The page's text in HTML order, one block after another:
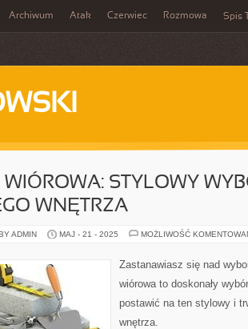
Archiwum Atak Czerwiec Rozmowa Spis
WIÓROWA: STYLOWY
WNĘTRZA
ADMIN MAJ - 21 - 2025 MOŻLIWOŚĆ
Zastanawiasz się nad
wiórowa to doskonały
postawić na ten stylowy i
wnętrza.